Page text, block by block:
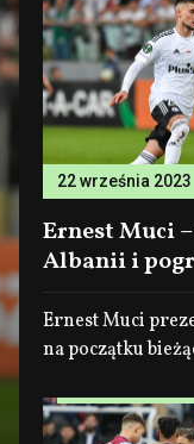
22 września 2023
Ernest Muci
Albanii i
Ernest Muci
na początku